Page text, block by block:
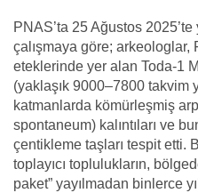
PNAS’ta 25 Ağustos
çalışmaya göre; arkeologlar,
eteklerinde yer alan Toda-1
(yaklaşık 9000–7800 takvim
katmanlarda kömürleşmiş
spontaneum) kalıntıları ve
çentikleme taşları tespit etti.
toplayıcı toplulukların,
paket” yayılmadan binlerce